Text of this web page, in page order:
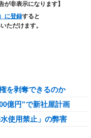
が非表示になります】
に登録すると
ただけます。
を剥奪できるのか
億円”で新社屋計画
使用禁止」の弊害